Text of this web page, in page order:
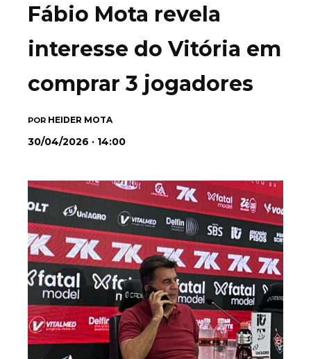
Fábio Mota revela
interesse do Vitória em
comprar 3 jogadores
POR HEIDER MOTA
30/04/2026 · 14:00